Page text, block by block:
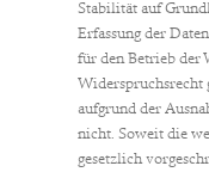
Stabilität auf
Erfassung der
für den Betrieb der
Widerspruchsrecht
aufgrund der
nicht. Soweit die
gesetzlich